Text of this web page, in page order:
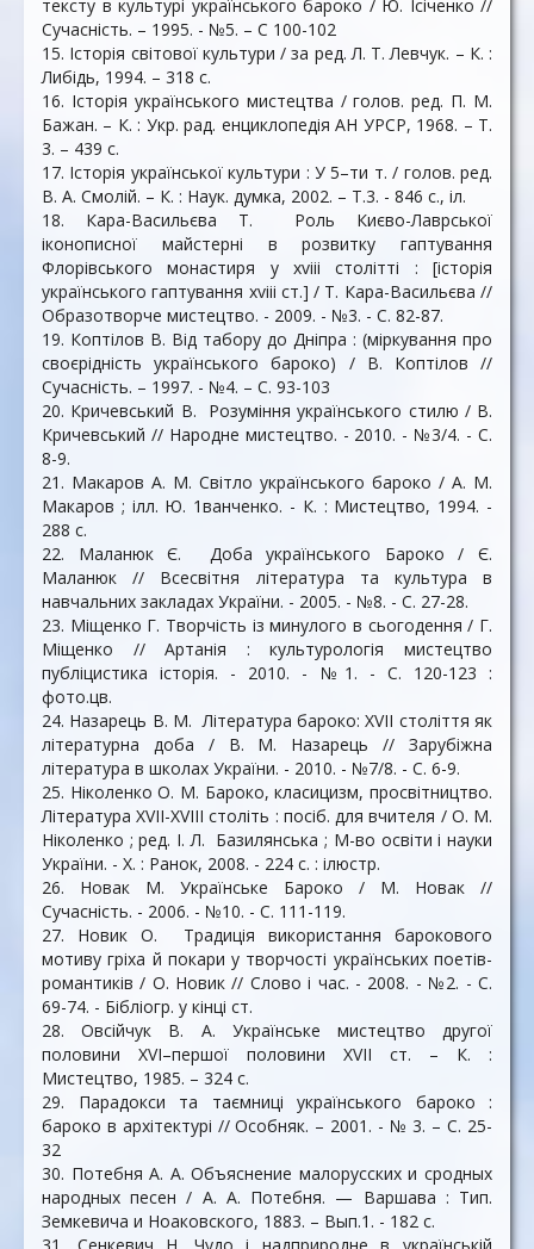
тексту в культурі українського бароко / Ю. Ісіченко //
Сучасність. – 1995. - №5. – С 100-102
15. Історія світової культури / за ред. Л. Т. Левчук. – К. :
Либідь, 1994. – 318 с.
16. Історія українського мистецтва / голов. ред. П. М.
Бажан. – К. : Укр. рад. енциклопедія АН УРСР, 1968. – Т.
3. – 439 с.
17. Історія української культури : У 5–ти т. / голов. ред.
В. А. Смолій. – К. : Наук. думка, 2002. – Т.3. - 846 с., іл.
18. Кара-Васильєва Т. Роль Києво-Лаврської
іконописної майстерні в розвитку гаптування
Флорівського монастиря у xviii столітті : [історія
українського гаптування xviii ст.] / Т. Кара-Васильєва //
Образотворче мистецтво. - 2009. - №3. - С. 82-87.
19. Коптілов В. Від табору до Дніпра : (міркування про
своєрідність українського бароко) / В. Коптілов //
Сучасність. – 1997. - №4. – С. 93-103
20. Кричевський В. Розуміння українського стилю / В.
Кричевський // Народне мистецтво. - 2010. - №3/4. - С.
8-9.
21. Макаров А. М. Світло українського бароко / А. М.
Макаров ; ілл. Ю. 1ванченко. - К. : Мистецтво, 1994. -
288 c.
22. Маланюк Є. Доба українського Бароко / Є.
Маланюк // Всесвітня література та культура в
навчальних закладах України. - 2005. - №8. - С. 27-28.
23. Міщенко Г. Творчість із минулого в сьогодення / Г.
Міщенко // Артанія : культурологія мистецтво
публіцистика історія. - 2010. - №1. - С. 120-123 :
фото.цв.
24. Назарець В. М. Література бароко: XVII століття як
літературна доба / В. М. Назарець // Зарубіжна
література в школах України. - 2010. - №7/8. - С. 6-9.
25. Ніколенко О. М. Бароко, класицизм, просвітництво.
Література XVII-XVIII століть : посіб. для вчителя / О. М.
Ніколенко ; ред. І. Л. Базилянська ; М-во освiти i науки
України. - Х. : Ранок, 2008. - 224 с. : ілюстр.
26. Новак М. Українське Бароко / М. Новак //
Сучасність. - 2006. - №10. - С. 111-119.
27. Новик О. Традиція використання барокового
мотиву гріха й покари у творчості українських поетів-
романтиків / О. Новик // Слово і час. - 2008. - №2. - С.
69-74. - Бібліогр. у кінці ст.
28. Овсійчук В. А. Українське мистецтво другої
половини ХVІ–першої половини ХVІІ ст. – К. :
Мистецтво, 1985. – 324 с.
29. Парадокси та таємниці українського бароко :
бароко в архітектурі // Особняк. – 2001. - № 3. – С. 25-
32
30. Потебня А. А. Объяснение малорусских и сродных
народных песен / А. А. Потебня. — Варшава : Тип.
Земкевича и Ноаковского, 1883. – Вып.1. - 182 с.